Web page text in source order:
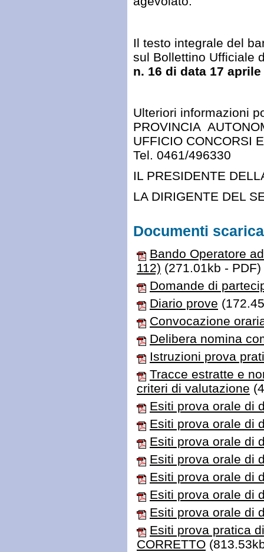
Il testo integrale del
sul Bollettino Ufficiale
n. 16 di data 17 aprile
Ulteriori informazioni
PROVINCIA
UFFICIO CONCORSI
Tel. 0461/496330
IL PRESIDENTE
LA DIRIGENTE DEL
Documenti
Bando Operatore
112) (271.01kb - PDF)
Domande di
Diario prove
Convocazione
Delibera nomina
Istruzioni prova
Tracce estratte e
criteri di valutazione
Esiti prova orale di
Esiti prova orale di
Esiti prova orale di
Esiti prova orale di
Esiti prova orale di
Esiti prova orale di
Esiti prova orale di
Esiti prova pratica
CORRETTO